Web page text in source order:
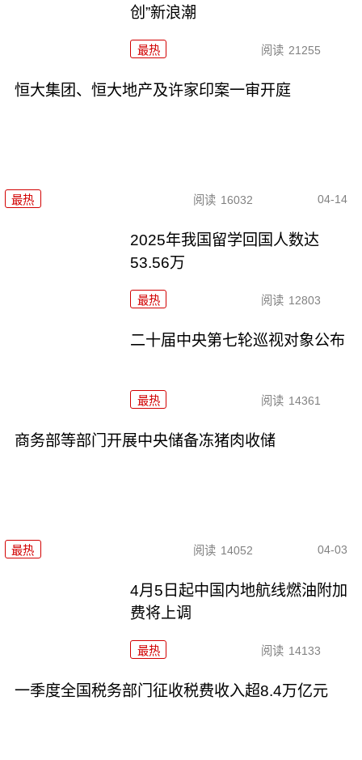
创”新浪潮
最热 阅读 21255
恒大集团、恒大地产及许家印案一审开庭
最热 阅读 16032 04-14
2025年我国留学回国人数达
53.56万
最热 阅读 12803
二十届中央第七轮巡视对象公布
最热 阅读 14361
商务部等部门开展中央储备冻猪肉收储
最热 阅读 14052 04-03
4月5日起中国内地航线燃油附加
费将上调
最热 阅读 14133
一季度全国税务部门征收税费收入超8.4万亿元